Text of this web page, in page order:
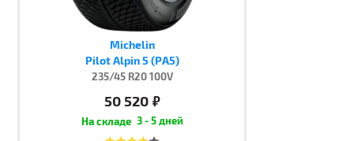
Michelin
Pilot Alpin 5 (PA5)
235/45 R20 100V
50 520 руб.
3 - 5 дней